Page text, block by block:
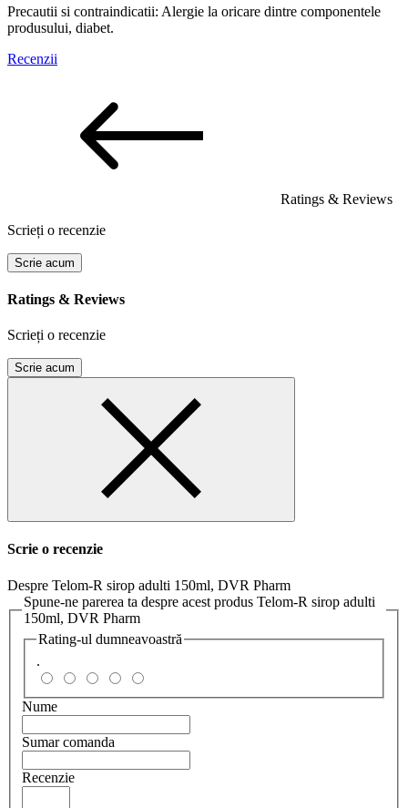
Precautii si contraindicatii: Alergie la oricare dintre componentele
produsului, diabet.
Recenzii
Ratings & Reviews
Scrieți o recenzie
Scrie acum
Ratings & Reviews
Scrieți o recenzie
Scrie acum
Scrie o recenzie
Despre Telom-R sirop adulti 150ml, DVR Pharm
Spune-ne parerea ta despre acest produs Telom-R sirop adulti
150ml, DVR Pharm
Rating-ul dumneavoastră
.
Nume
Sumar comanda
Recenzie